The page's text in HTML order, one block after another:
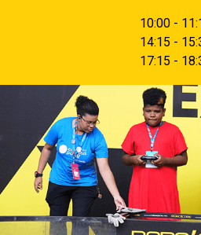
10:00 -
14:15 -
17:15 -